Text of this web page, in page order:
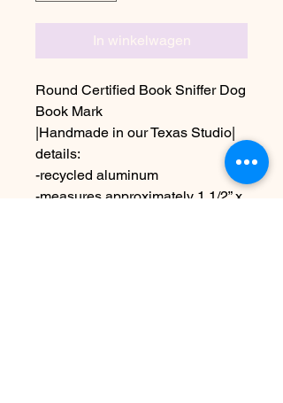
In winkelwagen
Round Certified Book Sniffer Dog
Book Mark
|Handmade in our Texas Studio|
details:
-recycled aluminum
-measures approximately 1 1/2” x